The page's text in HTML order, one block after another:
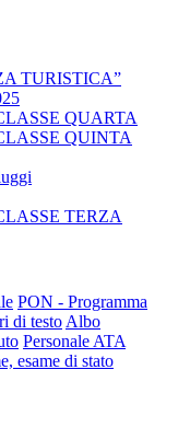
TURISTICA”
QUARTA
QUINTA
TERZA
PON - Programma
di testo Albo
Personale ATA
esame di stato